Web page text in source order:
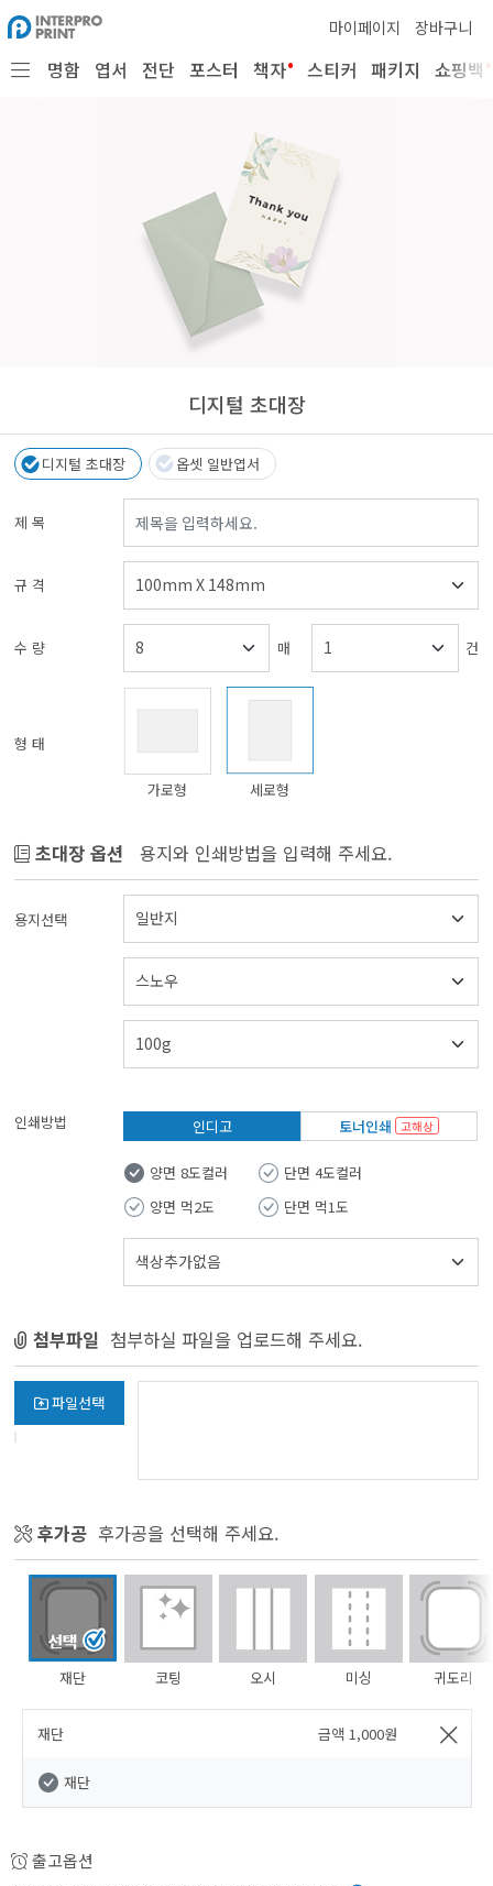
마이페이지 장바구니
명함 엽서 전단 포스터 책자• 스티커 패키지 쇼핑백•
디지털 초대장
디지털 초대장 옵셋 일반엽서
제 목
규 격
수 량 매 건
형 태
가로형 세로형
초대장 옵션 용지와 인쇄방법을 입력해 주세요.
용지선택
인쇄방법 인디고 토너인쇄 고해상
양면 8도컬러
단면 4도컬러
양면 먹2도
단면 먹1도
첨부파일 첨부하실 파일을 업로드해 주세요.
파일선택
후가공 후가공을 선택해 주세요.
재단 코팅 오시 미싱 귀도리
재단 금액 1,000원
재단
출고옵션